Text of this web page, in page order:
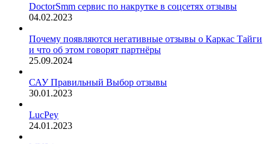
DoctorSmm сервис по накрутке в соцсетях отзывы
04.02.2023
Почему появляются негативные отзывы о Каркас Тайги
и что об этом говорят партнёры
25.09.2024
САУ Правильный Выбор отзывы
30.01.2023
LucPey
24.01.2023